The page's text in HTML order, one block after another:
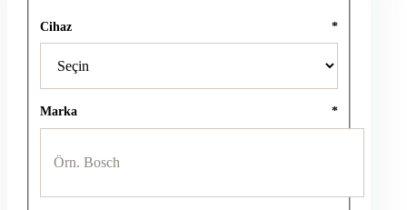
Cihaz *
Marka *